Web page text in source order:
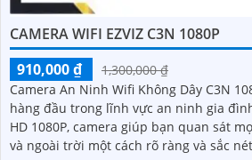
CAMERA WIFI EZVIZ C3N 1080P
910,000 ₫
1,300,000 ₫
Camera An Ninh Wifi Không Dây C3N
hàng đầu trong lĩnh vực an ninh gia đình. Với độ phân giải
HD 1080P, camera giúp bạn quan sát
và ngoài trời một cách rõ ràng và sắc nét